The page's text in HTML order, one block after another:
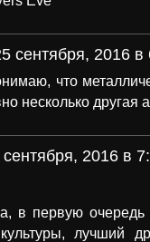
сентября, 2016 в
что
несколько другая
сентября, 2016 в
в первую
лучший